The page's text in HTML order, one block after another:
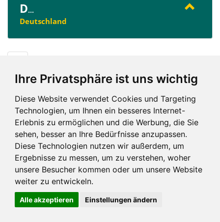
Ihre Privatsphäre ist uns wichtig
Diese Website verwendet Cookies und Targeting
Technologien, um Ihnen ein besseres Internet-
Erlebnis zu ermöglichen und die Werbung, die Sie
sehen, besser an Ihre Bedürfnisse anzupassen.
Diese Technologien nutzen wir außerdem, um
Ergebnisse zu messen, um zu verstehen, woher
unsere Besucher kommen oder um unsere Website
weiter zu entwickeln.
Alle akzeptieren Einstellungen ändern
D...
Deutschland
Impressum und mehr